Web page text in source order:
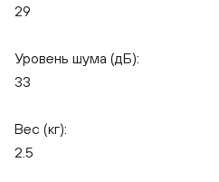
29
Уровень шума (дБ):
33
Вес (кг):
2.5